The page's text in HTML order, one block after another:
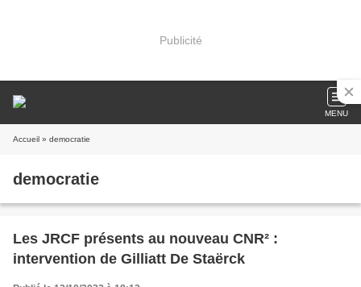
Publicité
MENU
Accueil » democratie
democratie
Les JRCF présents au nouveau CNR² :
intervention de Gilliatt De Staërck